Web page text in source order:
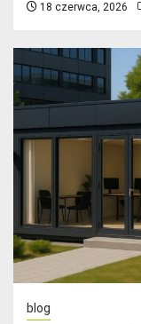
18 czerwca, 2026
blog